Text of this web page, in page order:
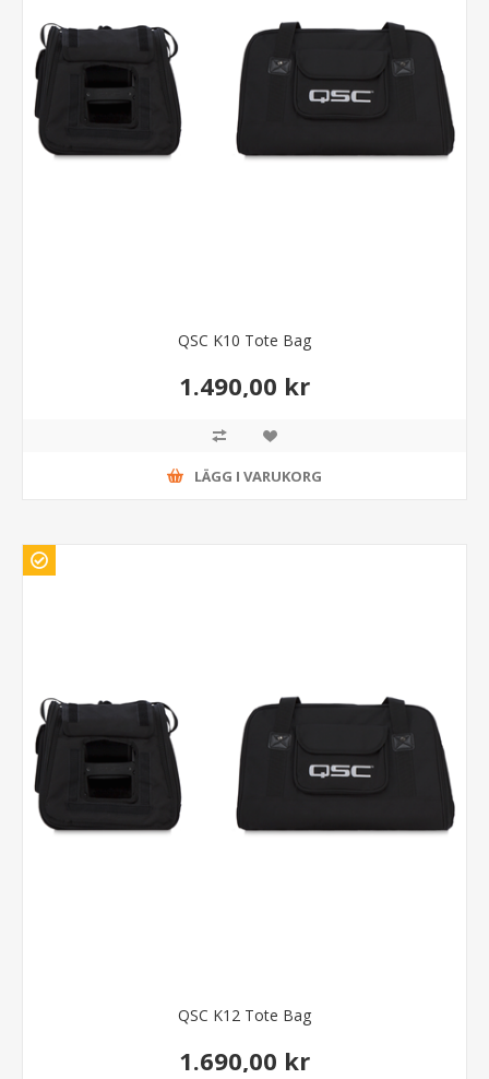
QSC K10 Tote Bag
1.490,00 kr
LÄGG I VARUKORG
QSC K12 Tote Bag
1.690,00 kr